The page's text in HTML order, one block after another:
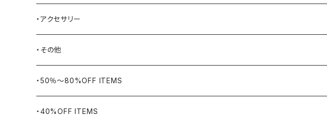
BELSTAFF
BIG BILL
WORKERS BIGDAY
BHADUR
ツールバッグ
・アクセサリー
バングル・ブレスレット
リング
ネックレス・ペンダント
・その他
ヴィンテージ
アウトドア用品
・50％〜80%OFF ITEMS
・40%OFF ITEMS